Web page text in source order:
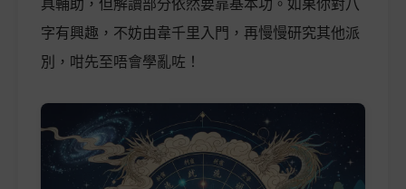
字有興趣，不妨由韋千里入門，再慢慢研究其他派
別，咁先至唔會學亂咗！